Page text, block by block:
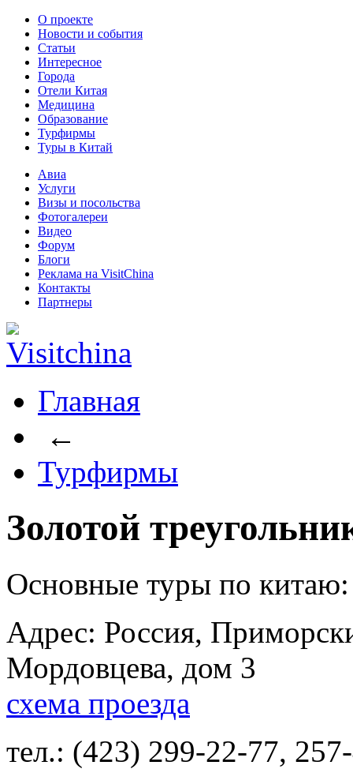
О проекте
Новости и события
Статьи
Интересное
Города
Отели Китая
Медицина
Образование
Турфирмы
Туры в Китай
Авиа
Услуги
Визы и посольства
Фотогалереи
Видео
Форум
Блоги
Реклама на VisitChina
Контакты
Партнеры
Главная
←
Турфирмы
Золотой
Основные туры по
Адрес: Россия,
Мордовцева, дом 3
схема проезда
тел.: (423) 299-22-77,